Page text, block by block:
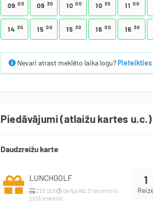
09 00 09 30 10 00 10 30 11 00
14 30 15 00 15 30 16 00 16 30
Nevari atrast meklēto laika logu? Pieteikties
Piedāvājumi (atlaižu kartes u.c.)
Daudzreižu karte
1
LUNCHGOLF
220 SEK
Derīgs līdz 31 decembris
2026 ieskaitot